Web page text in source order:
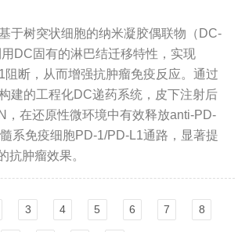
于树突状细胞的纳米凝胶偶联物（DC-
DC固有的淋巴结迁移特性，实现
断，从而增强抗肿瘤免疫反应。通过
建的工程化DC递药系统，皮下注射后
，在还原性微环境中有效释放anti-PD-
系免疫细胞PD-1/PD-L1通路，显著提
抗肿瘤效果。
3 4 5 6 7 8